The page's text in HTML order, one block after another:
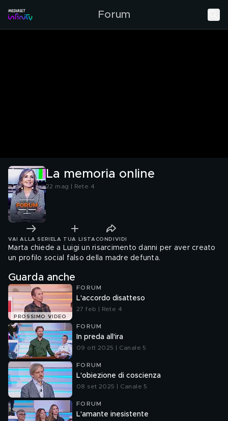
Forum
La memoria online
22 mag | Rete 4
VAI ALLA SERIE LA TUA LISTA CONDIVIDI
Marta chiede a Luigi un risarcimento danni per aver creato
un profilo social falso della madre defunta.
Guarda anche
PROSSIMO VIDEO
FORUM
L'accordo disatteso
27 feb | Rete 4
FORUM
In preda all'ira
09 ott 2025 | Canale 5
FORUM
L'obiezione di coscienza
08 set 2025 | Canale 5
FORUM
L'amante inesistente